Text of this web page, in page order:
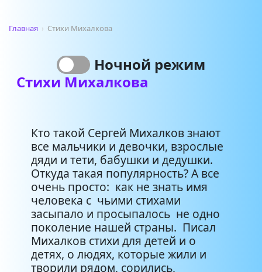
Главная › Стихи Михалкова
Ночной режим
Стихи Михалкова
Кто такой Сергей Михалков знают
все мальчики и девочки, взрослые
дяди и тети, бабушки и дедушки.
Откуда такая популярность? А все
очень просто: как не знать имя
человека с чьими стихами
засыпало и просыпалось не одно
поколение нашей страны. Писал
Михалков стихи для детей и о
детях, о людях, которые жили и
творили рядом, сорились,